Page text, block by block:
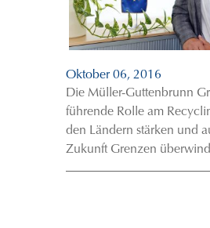
Oktober 06, 2016
Die Müller-Guttenbrunn
führende Rolle am
den Ländern stärken und
Zukunft Grenzen